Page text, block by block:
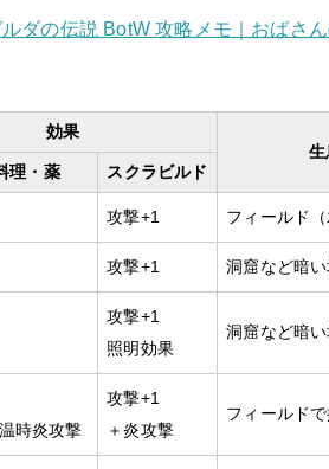
ダの伝説 BotW 攻略メモ｜おばさ
効果
理・薬 スクラビルド
攻撃+1 フィールド（
攻撃+1 洞窟など暗
攻撃+1
照明効果
洞窟など暗
時炎攻撃
攻撃+1
＋炎攻撃
フィールド